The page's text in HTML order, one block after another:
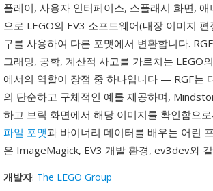
플레이, 사용자 인터페이스, 스플래시 화면,
으로 LEGO의 EV3 소프트웨어(내장 이미지
구를 사용하여 다른 포맷에서 변환합니다.
그래밍, 공학, 계산적 사고를 가르치는 LEGO
에서의 역할이 장점 중 하나입니다 — RGF는
의 단순하고 구체적인 예를 제공하며,
하고 브릭 화면에서 해당 이미지를 확인함으
파일 포맷과 바이너리 데이터를 배우는 어린
은 ImageMagick, EV3 개발 환경, ev3dev와
개발자: The LEGO Group